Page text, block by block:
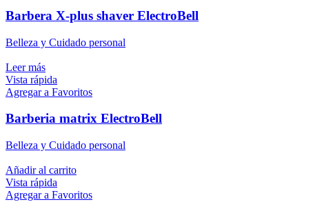
Barbera X-plus shaver ElectroBell
Belleza y Cuidado personal
Leer más
Vista rápida
Agregar a Favoritos
Barberia matrix ElectroBell
Belleza y Cuidado personal
Añadir al carrito
Vista rápida
Agregar a Favoritos